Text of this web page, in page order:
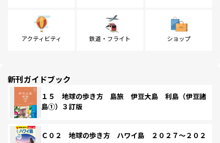
アクティビティ 鉄道・フライト ショップ
新刊ガイドブック
１５ 地球の歩き方 島旅 伊豆大島 利島（伊豆諸
島①）３訂版
Ｃ０２ 地球の歩き方 ハワイ島 ２０２７～２０２